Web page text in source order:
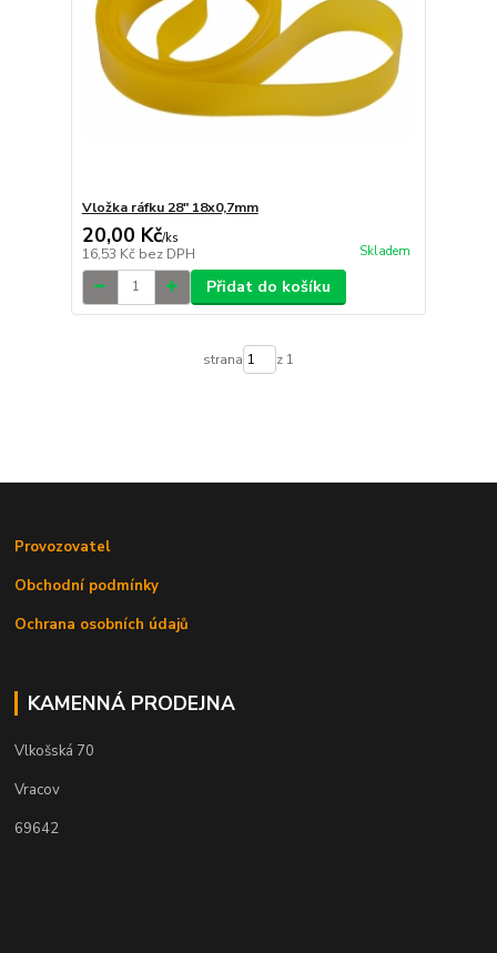
Vložka ráfku 28" 18x0,7mm
20,00 Kč/ks
16,53 Kč bez DPH Skladem
Přidat do košíku
strana z 1
Provozovatel
Obchodní podmínky
Ochrana osobních údajů
KAMENNÁ PRODEJNA
Vlkošská 70
Vracov
69642